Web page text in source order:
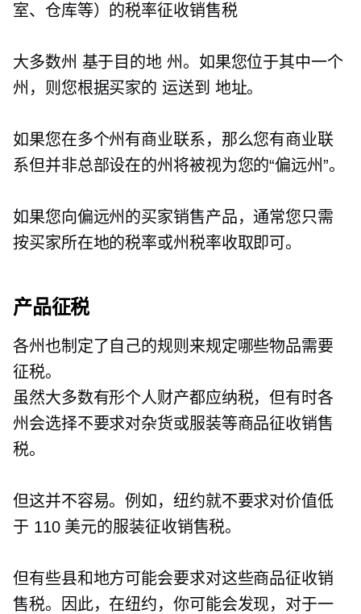
室、仓库等）的税率征收销售税
大多数州 基于目的地 州。如果您位于其中一个
州，则您根据买家的 运送到 地址。
如果您在多个州有商业联系，那么您有商业联
系但并非总部设在的州将被视为您的“偏远州”。
如果您向偏远州的买家销售产品，通常您只需
按买家所在地的税率或州税率收取即可。
产品征税
各州也制定了自己的规则来规定哪些物品需要
征税。
虽然大多数有形个人财产都应纳税，但有时各
州会选择不要求对杂货或服装等商品征收销售
税。
但这并不容易。例如，纽约就不要求对价值低
于 110 美元的服装征收销售税。
但有些县和地方可能会要求对这些商品征收销
售税。因此，在纽约，你可能会发现，对于一